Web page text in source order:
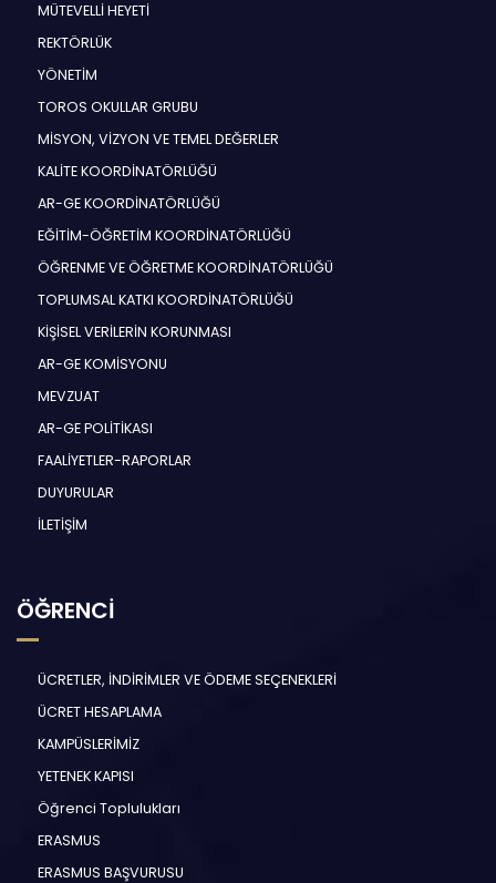
MÜTEVELLİ HEYETİ
REKTÖRLÜK
YÖNETİM
TOROS OKULLAR GRUBU
MİSYON, VİZYON VE TEMEL DEĞERLER
KALİTE KOORDİNATÖRLÜĞÜ
AR-GE KOORDİNATÖRLÜĞÜ
EĞİTİM-ÖĞRETİM KOORDİNATÖRLÜĞÜ
ÖĞRENME VE ÖĞRETME KOORDİNATÖRLÜĞÜ
TOPLUMSAL KATKI KOORDİNATÖRLÜĞÜ
KİŞİSEL VERİLERİN KORUNMASI
AR-GE KOMİSYONU
MEVZUAT
AR-GE POLİTİKASI
FAALİYETLER-RAPORLAR
DUYURULAR
İLETİŞİM
ÖĞRENCİ
ÜCRETLER, İNDİRİMLER VE ÖDEME SEÇENEKLERİ
ÜCRET HESAPLAMA
KAMPÜSLERİMİZ
YETENEK KAPISI
Öğrenci Toplulukları
ERASMUS
ERASMUS BAŞVURUSU